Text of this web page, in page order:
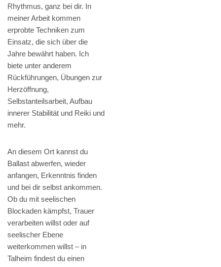
Rhythmus, ganz bei dir. In
meiner Arbeit kommen
erprobte Techniken zum
Einsatz, die sich über die
Jahre bewährt haben. Ich
biete unter anderem
Rückführungen, Übungen zur
Herzöffnung,
Selbstanteilsarbeit, Aufbau
innerer Stabilität und Reiki und
mehr.
An diesem Ort kannst du
Ballast abwerfen, wieder
anfangen, Erkenntnis finden
und bei dir selbst ankommen.
Ob du mit seelischen
Blockaden kämpfst, Trauer
verarbeiten willst oder auf
seelischer Ebene
weiterkommen willst – in
Talheim findest du einen